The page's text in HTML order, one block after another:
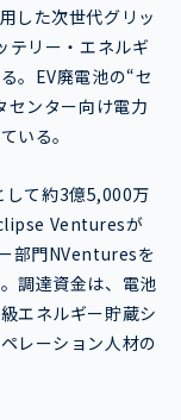
した次世代グリッ
テリー・エネルギ
。EV廃電池の“セ
センター向け電力
いる。
して約3億5,000万
Venturesが
部門NVenturesを
調達資金は、電池
エネルギー貯蔵シ
レーション人材の